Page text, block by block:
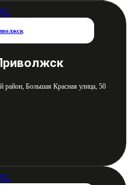
район, Большая Красная улица, 50